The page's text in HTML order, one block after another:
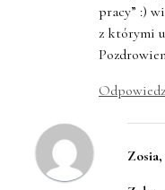
pracy” :)
z którymi
Odpowiedz
Zosia,